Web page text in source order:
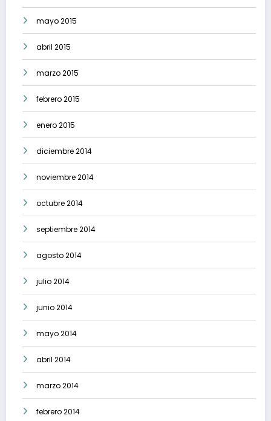
mayo 2015
abril 2015
marzo 2015
febrero 2015
enero 2015
diciembre 2014
noviembre 2014
octubre 2014
septiembre 2014
agosto 2014
julio 2014
junio 2014
mayo 2014
abril 2014
marzo 2014
febrero 2014